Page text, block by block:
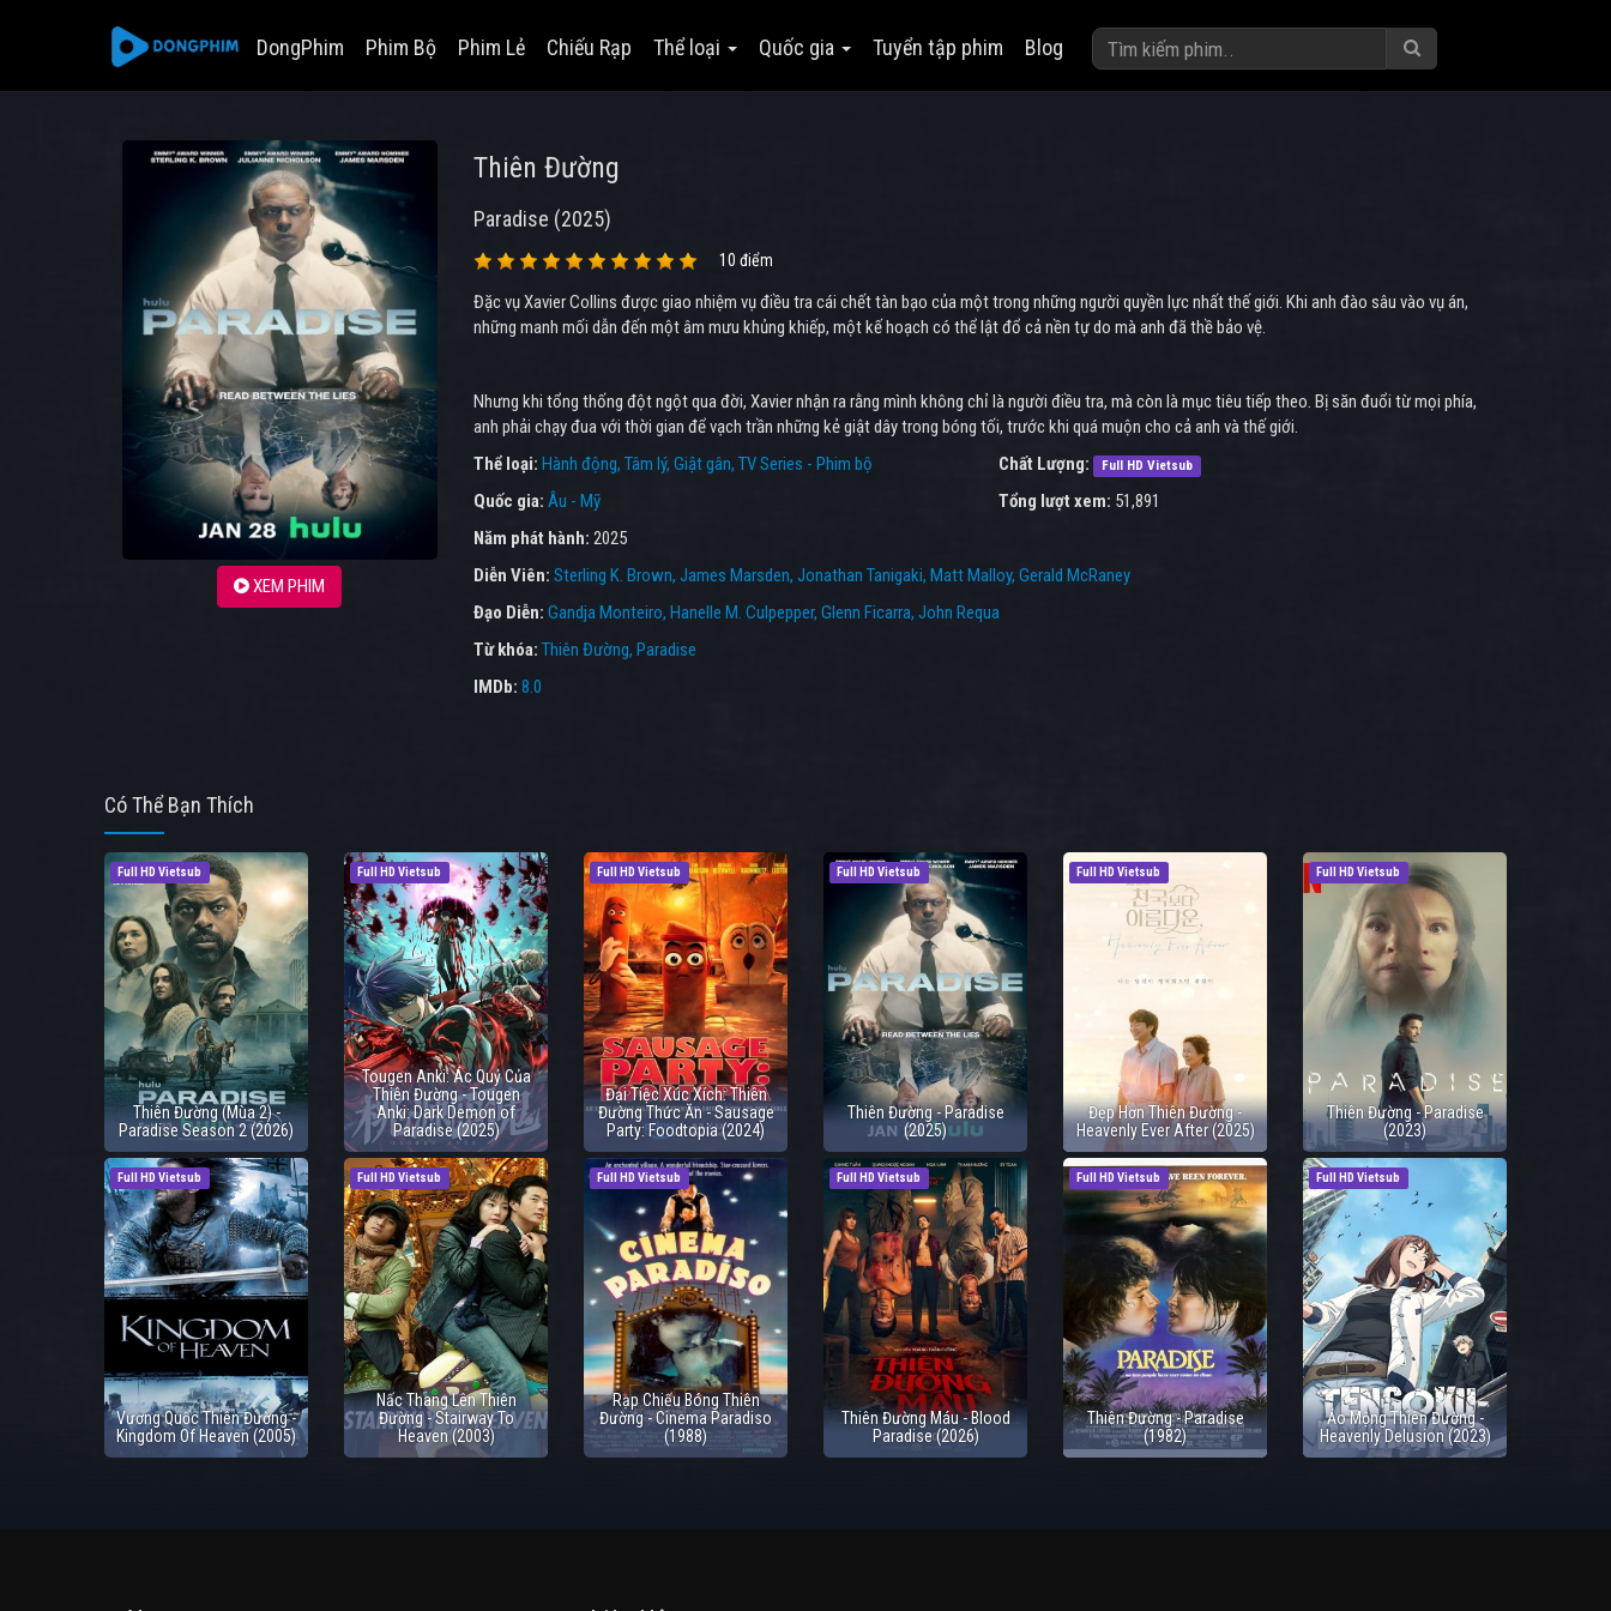
DongPhim Phim Bộ Phim Lẻ Chiếu Rạp Thể loại Quốc gia Tuyển tập phim Blog
XEM PHIM
Thiên Đường
Paradise (2025)
10 điểm
Đặc vụ Xavier Collins được giao nhiệm vụ điều tra cái chết tàn bạo của một trong những người quyền lực nhất thế giới. Khi anh đào sâu vào vụ án,
những manh mối dẫn đến một âm mưu khủng khiếp, một kế hoạch có thể lật đổ cả nền tự do mà anh đã thề bảo vệ.
Nhưng khi tổng thống đột ngột qua đời, Xavier nhận ra rằng mình không chỉ là người điều tra, mà còn là mục tiêu tiếp theo. Bị săn đuổi từ mọi phía,
anh phải chạy đua với thời gian để vạch trần những kẻ giật dây trong bóng tối, trước khi quá muộn cho cả anh và thế giới.
Thể loại: Hành động Tâm lý Giật gân TV Series - Phim bộ
Quốc gia: Âu - Mỹ
Năm phát hành: 2025
Chất Lượng: Full HD Vietsub
Tổng lượt xem: 51,891
Diễn Viên: Sterling K. Brown James Marsden Jonathan Tanigaki Matt Malloy Gerald McRaney
Đạo Diễn: Gandja Monteiro Hanelle M. Culpepper Glenn Ficarra John Requa
Từ khóa: Thiên Đường, Paradise
IMDb: 8.0
Có Thể Bạn Thích
Full HD Vietsub
Thiên Đường (Mùa 2) -
Paradise Season 2 (2026)
Full HD Vietsub
Tougen Anki: Ác Quỷ Của
Thiên Đường - Tougen
Anki: Dark Demon of
Paradise (2025)
Full HD Vietsub
Đại Tiệc Xúc Xích: Thiên
Đường Thức Ăn - Sausage
Party: Foodtopia (2024)
Full HD Vietsub
Thiên Đường - Paradise
(2025)
Full HD Vietsub
Đẹp Hơn Thiên Đường -
Heavenly Ever After (2025)
Full HD Vietsub
Thiên Đường - Paradise
(2023)
Full HD Vietsub
Vương Quốc Thiên Đường -
Kingdom Of Heaven (2005)
Full HD Vietsub
Nấc Thang Lên Thiên
Đường - Stairway To
Heaven (2003)
Full HD Vietsub
Rạp Chiếu Bóng Thiên
Đường - Cinema Paradiso
(1988)
Full HD Vietsub
Thiên Đường Máu - Blood
Paradise (2026)
Full HD Vietsub
Thiên Đường - Paradise
(1982)
Full HD Vietsub
Ảo Mộng Thiên Đường -
Heavenly Delusion (2023)